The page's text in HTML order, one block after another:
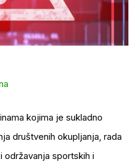
kojima je sukladno
društvenih okupljanja, rada
održavanja sportskih i